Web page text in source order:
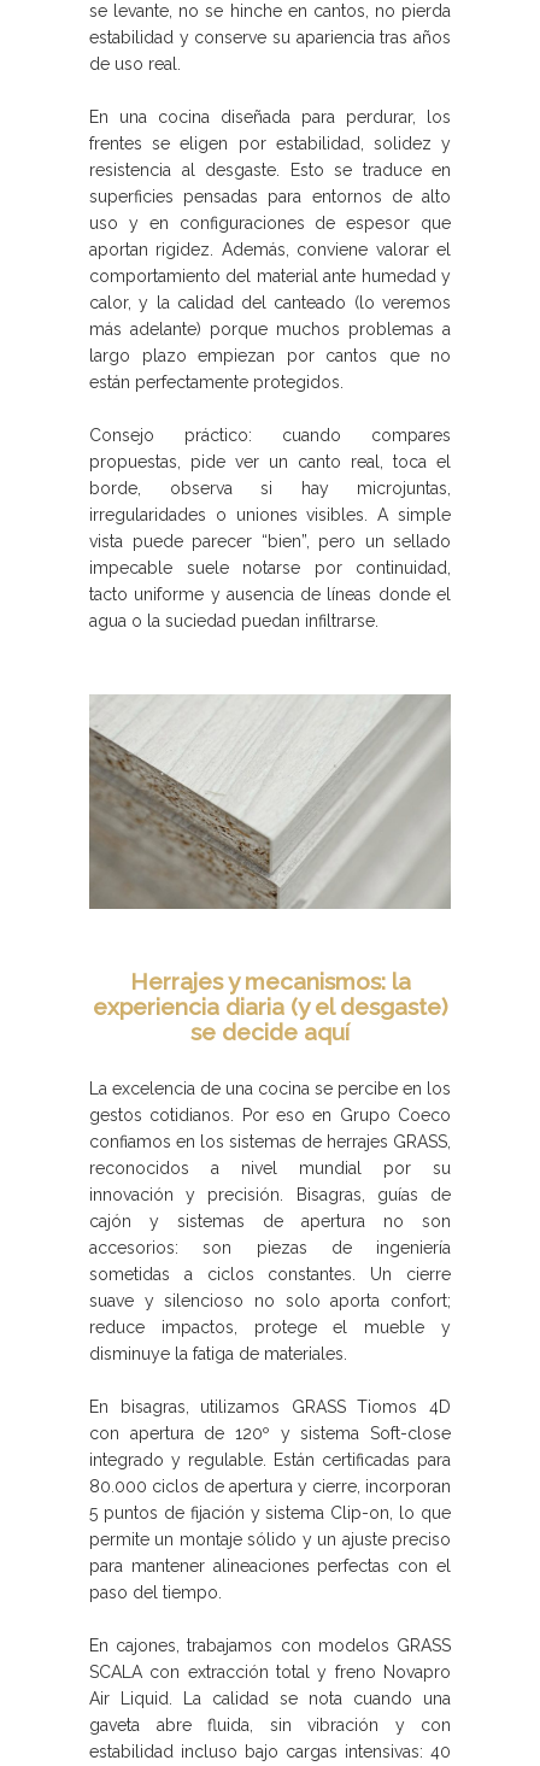
se levante, no se hinche en cantos, no pierda
estabilidad y conserve su apariencia tras años
de uso real.
En una cocina diseñada para perdurar, los
frentes se eligen por estabilidad, solidez y
resistencia al desgaste. Esto se traduce en
superficies pensadas para entornos de alto
uso y en configuraciones de espesor que
aportan rigidez. Además, conviene valorar el
comportamiento del material ante humedad y
calor, y la calidad del canteado (lo veremos
más adelante) porque muchos problemas a
largo plazo empiezan por cantos que no
están perfectamente protegidos.
Consejo práctico: cuando compares
propuestas, pide ver un canto real, toca el
borde, observa si hay microjuntas,
irregularidades o uniones visibles. A simple
vista puede parecer “bien”, pero un sellado
impecable suele notarse por continuidad,
tacto uniforme y ausencia de líneas donde el
agua o la suciedad puedan infiltrarse.
Herrajes y mecanismos: la
experiencia diaria (y el desgaste)
se decide aquí
La excelencia de una cocina se percibe en los
gestos cotidianos. Por eso en Grupo Coeco
confiamos en los sistemas de herrajes GRASS,
reconocidos a nivel mundial por su
innovación y precisión. Bisagras, guías de
cajón y sistemas de apertura no son
accesorios: son piezas de ingeniería
sometidas a ciclos constantes. Un cierre
suave y silencioso no solo aporta confort;
reduce impactos, protege el mueble y
disminuye la fatiga de materiales.
En bisagras, utilizamos GRASS Tiomos 4D
con apertura de 120º y sistema Soft-close
integrado y regulable. Están certificadas para
80.000 ciclos de apertura y cierre, incorporan
5 puntos de fijación y sistema Clip-on, lo que
permite un montaje sólido y un ajuste preciso
para mantener alineaciones perfectas con el
paso del tiempo.
En cajones, trabajamos con modelos GRASS
SCALA con extracción total y freno Novapro
Air Liquid. La calidad se nota cuando una
gaveta abre fluida, sin vibración y con
estabilidad incluso bajo cargas intensivas: 40